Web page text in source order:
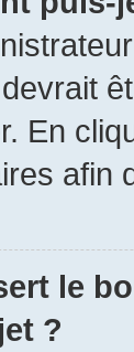
En
afin
le
?